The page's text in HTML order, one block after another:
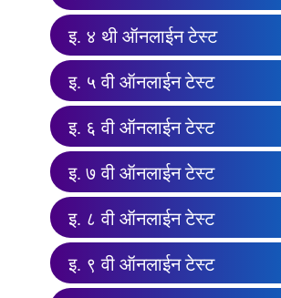
इ. ४ थी ऑनलाईन टेस्ट
इ. ५ वी ऑनलाईन टेस्ट
इ. ६ वी ऑनलाईन टेस्ट
इ. ७ वी ऑनलाईन टेस्ट
इ. ८ वी ऑनलाईन टेस्ट
इ. ९ वी ऑनलाईन टेस्ट